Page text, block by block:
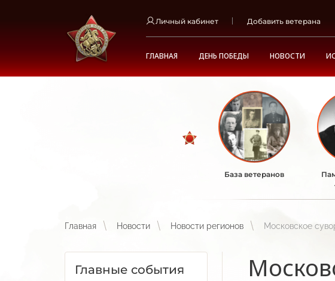
Личный кабинет Добавить ветерана
ГЛАВНАЯ ДЕНЬ ПОБЕДЫ НОВОСТИ
База ветеранов
Главная Новости Новости регионов Московское
Главные события